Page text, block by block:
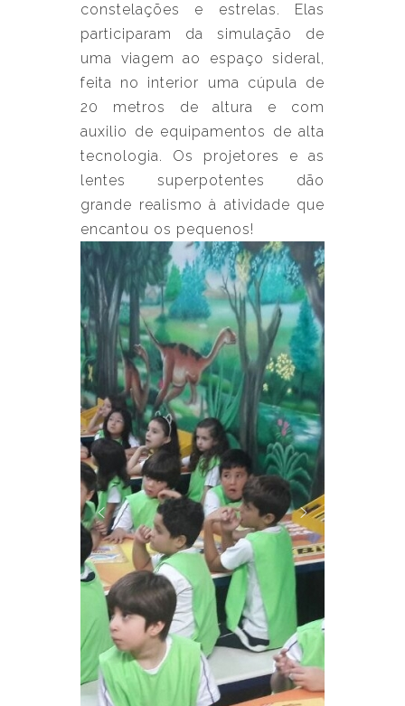
constelações e estrelas. Elas
participaram da simulação de
uma viagem ao espaço sideral,
feita no interior uma cúpula de
20 metros de altura e com
auxilio de equipamentos de alta
tecnologia. Os projetores e as
lentes superpotentes dão
grande realismo à atividade que
encantou os pequenos!